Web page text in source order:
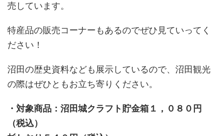
売しています。
特産品の販売コーナーもあるのでぜひ見ていってく
ださい！
沼田の歴史資料なども展示しているので、沼田観光
の際はぜひともお立ち寄りください。
・対象商品：沼田城クラフト貯金箱１，０８０円
（税込）